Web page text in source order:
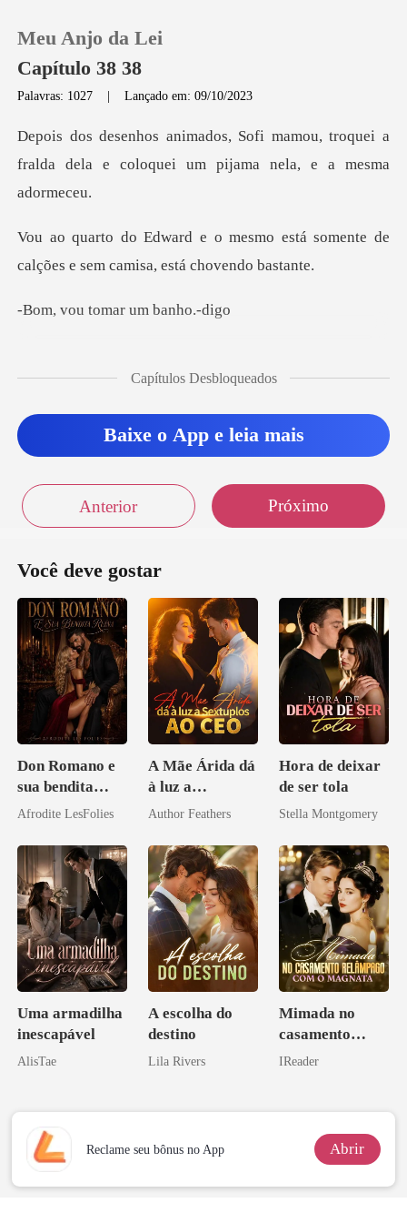
0
Histórico
Meu Anjo da Lei
Capítulo 38 38
Palavras: 1027 |Lançado em: 09/10/2023
mou, troquei a
fralda dela e coloquei
mo está somente de
calções e se
tomar um b
lábio in
Capítulos Desbloqueados
Baixe o App e leia mais
Anterior Próximo
Você deve gostar
Don Romano e
sua bendita
ruína
Afrodite LesFolies
A Mãe Árida dá
à luz a
Sextuplos ao
Author Feathers
Hora de deixar
de ser tola
Stella Montgomery
Uma armadilha
inescapável
AlisTae
A escolha do
destino
Lila Rivers
Mimada no
casamento
relâmpago com
IReader
Reclame seu bônus no App Abrir